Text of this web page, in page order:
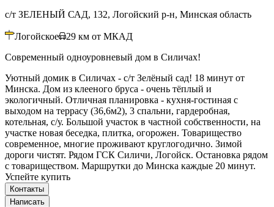
с/т ЗЕЛЕНЫЙ САД, 132, Логойский р-н, Минская область
Логойское 29 км от МКАД
Современный одноуровневый дом в Силичах!
Уютный домик в Силичах - с/т Зелёный сад! 18 минут от
Минска. Дом из клееного бруса - очень тёплый и
экологичный. Отличная планировка - кухня-гостиная с
выходом на террасу (36,6м2), 3 спальни, гардеробная,
котельная, с/у. Большой участок в частной собственности, на
участке новая беседка, плитка, огорожен. Товарищество
современное, многие проживают круглогодично. Зимой
дороги чистят. Рядом ГСК Силичи, Логойск. Остановка рядом
с товариществом. Маршрутки до Минска каждые 20 минут.
Успейте купить
Контакты
Написать